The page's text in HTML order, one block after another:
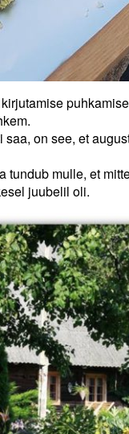
on see, et
tundub mulle, et
juubelil oli.